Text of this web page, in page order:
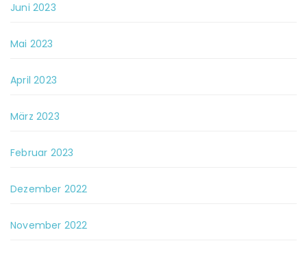
Juni 2023
Mai 2023
April 2023
März 2023
Februar 2023
Dezember 2022
November 2022